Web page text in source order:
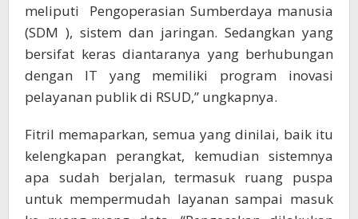
meliputi Pengoperasian Sumberdaya manusia
(SDM ), sistem dan jaringan. Sedangkan yang
bersifat keras diantaranya yang berhubungan
dengan IT yang memiliki program inovasi
pelayanan publik di RSUD,” ungkapnya.
Fitril memaparkan, semua yang dinilai, baik itu
kelengkapan perangkat, kemudian sistemnya
apa sudah berjalan, termasuk ruang puspa
untuk mempermudah layanan sampai masuk